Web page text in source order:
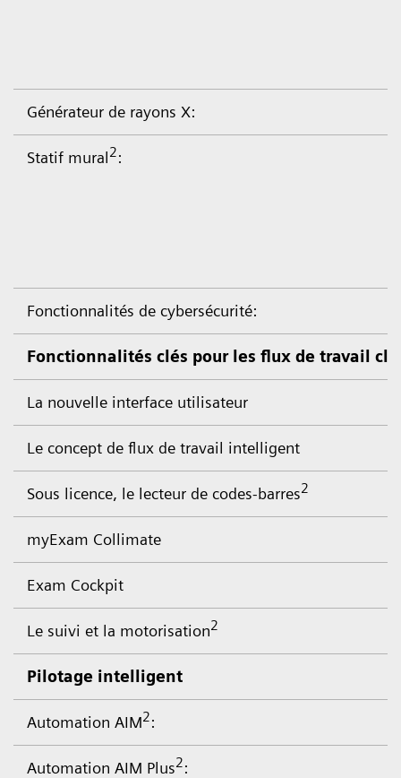
Générateur de rayons X:
Statif mural2:
Fonctionnalités de cybersécurité:
Fonctionnalités clés pour les flux de travail
La nouvelle interface utilisateur
Le concept de flux de travail intelligent
Sous licence, le lecteur de codes-barres2
myExam Collimate
Exam Cockpit
Le suivi et la motorisation2
Pilotage intelligent
Automation AIM2:
Automation AIM Plus2: